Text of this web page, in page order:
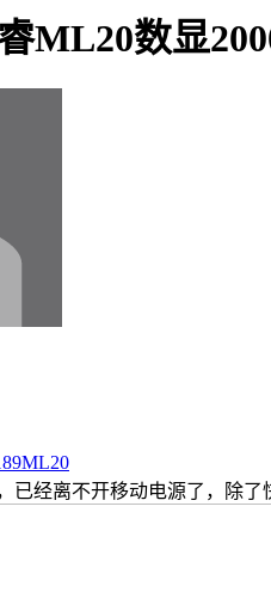
ML20数显
ML20
已经离不开移动电源了，除了